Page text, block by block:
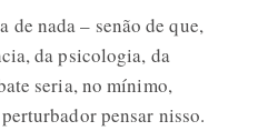
nada – senão de que,
da psicologia, da
seria, no mínimo,
pensar nisso.